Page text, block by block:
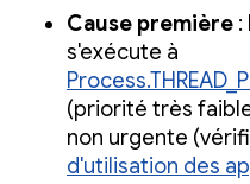
Cause première :
s'exécute à
(priorité très
non urgente
d'utilisation des